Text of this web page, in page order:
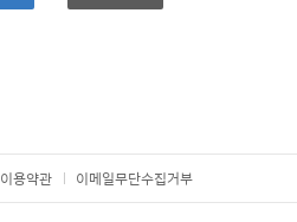
이용약관 이메일무단수집거부